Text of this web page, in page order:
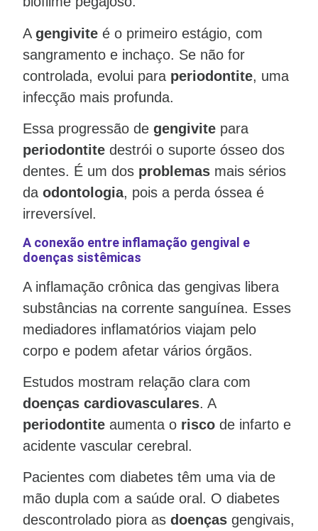
A gengivite é o primeiro estágio, com
sangramento e inchaço. Se não for
controlada, evolui para periodontite, uma
infecção mais profunda.
Essa progressão de gengivite para
periodontite destrói o suporte ósseo dos
dentes. É um dos problemas mais sérios
da odontologia, pois a perda óssea é
irreversível.
A conexão entre inflamação gengival e
doenças sistêmicas
A inflamação crônica das gengivas libera
substâncias na corrente sanguínea. Esses
mediadores inflamatórios viajam pelo
corpo e podem afetar vários órgãos.
Estudos mostram relação clara com
doenças cardiovasculares. A
periodontite aumenta o risco de infarto e
acidente vascular cerebral.
Pacientes com diabetes têm uma via de
mão dupla com a saúde oral. O diabetes
descontrolado piora as doenças gengivais,